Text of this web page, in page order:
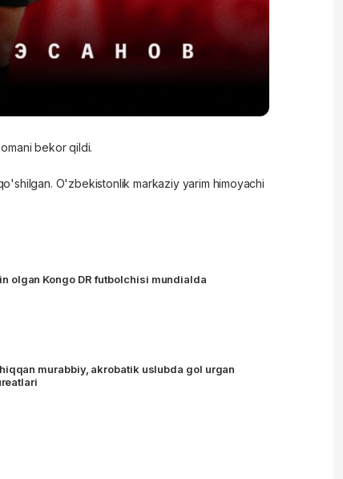
bekor qildi.
O'zbekistonlik markaziy yarim himoyachi
olgan Kongo DR futbolchisi mundialda
murabbiy, akrobatik uslubda gol urgan